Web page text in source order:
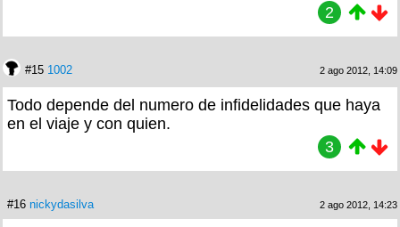
2
#15 1002 2 ago 2012, 14:09
Todo depende del numero de infidelidades que haya
en el viaje y con quien.
3
#16 nickydasilva 2 ago 2012, 14:23